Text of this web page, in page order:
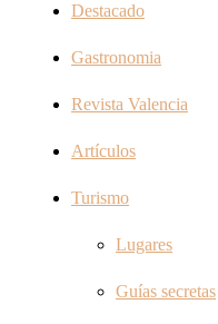
Destacado
Gastronomia
Revista Valencia
Artículos
Turismo
Lugares
Guías secretas